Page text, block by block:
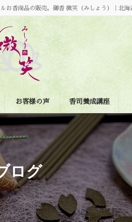
お香商品の販売。御香 微笑（みしょう）｜北海
お客様の声 香司養成講座
ログ